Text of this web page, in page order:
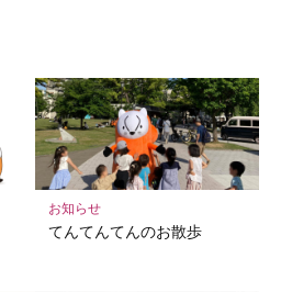
お知らせ
てんてんてんのお散歩